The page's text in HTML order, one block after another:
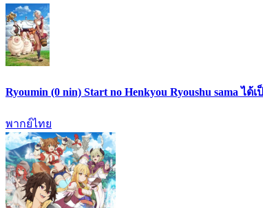
Ryoumin (0 nin) Start no Henkyou Ryoushu sama
พากย์ไทย